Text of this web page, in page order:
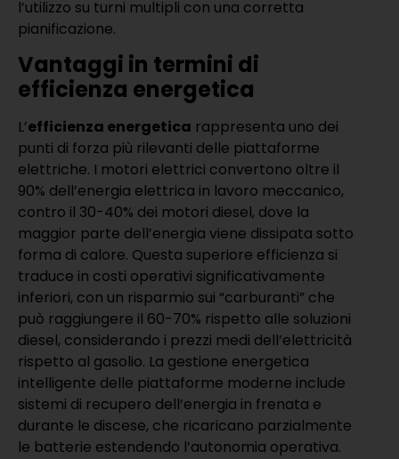
l’utilizzo su turni multipli con una corretta
pianificazione.
Vantaggi in termini di
efficienza energetica
L’efficienza energetica rappresenta uno dei
punti di forza più rilevanti delle piattaforme
elettriche. I motori elettrici convertono oltre il
90% dell’energia elettrica in lavoro meccanico,
contro il 30-40% dei motori diesel, dove la
maggior parte dell’energia viene dissipata sotto
forma di calore. Questa superiore efficienza si
traduce in costi operativi significativamente
inferiori, con un risparmio sui “carburanti” che
può raggiungere il 60-70% rispetto alle soluzioni
diesel, considerando i prezzi medi dell’elettricità
rispetto al gasolio. La gestione energetica
intelligente delle piattaforme moderne include
sistemi di recupero dell’energia in frenata e
durante le discese, che ricaricano parzialmente
le batterie estendendo l’autonomia operativa.